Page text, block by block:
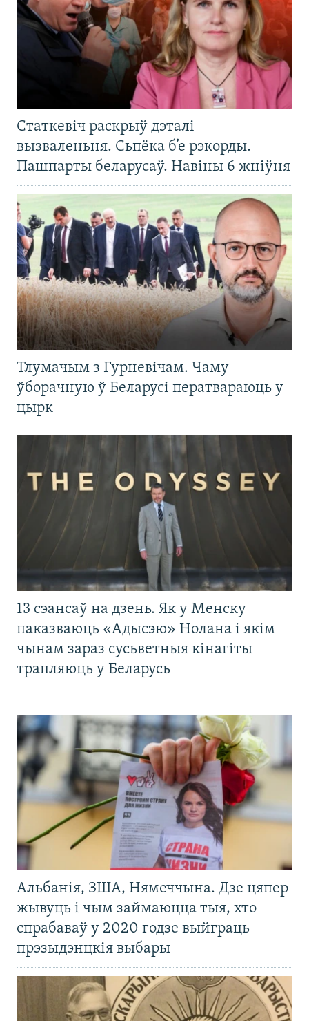
Статкевіч раскрыў дэталі
вызваленьня. Сьпёка б’е рэкорды.
Пашпарты беларусаў. Навіны 6 жніўня
Тлумачым з Гурневічам. Чаму
ўборачную ў Беларусі ператвараюць у
цырк
13 сэансаў на дзень. Як у Менску
паказваюць «Адысэю» Нолана і якім
чынам зараз сусьветныя кінагіты
трапляюць у Беларусь
Альбанія, ЗША, Нямеччына. Дзе цяпер
жывуць і чым займаюцца тыя, хто
спрабаваў у 2020 годзе выйграць
прэзыдэнцкія выбары